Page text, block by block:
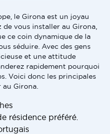
le Girona est un joyau
vous installer au Girona,
ce coin dynamique de la
séduire. Avec des gens
et une attitude
rapidement pourquoi
Voici donc les principales
Girona.
résidence préféré.